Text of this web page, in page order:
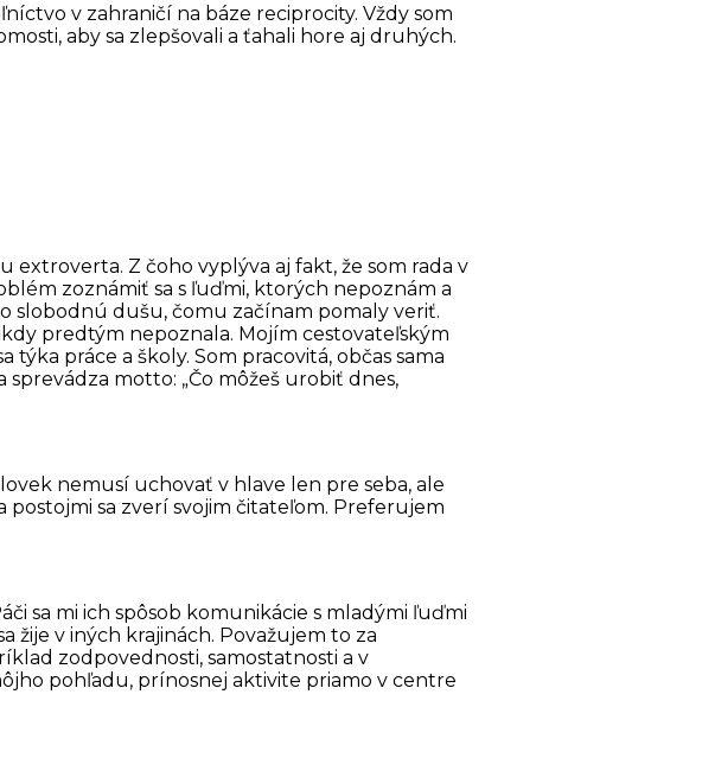
v zahraničí na báze reciprocity. Vždy som
aby sa zlepšovali a ťahali hore aj druhých.
extroverta. Z čoho vyplýva aj fakt, že som rada v
zoznámiť sa s ľuďmi, ktorých nepoznám a
slobodnú dušu, čomu začínam pomaly veriť.
predtým nepoznala. Mojím cestovateľským
práce a školy. Som pracovitá, občas sama
motto: „Čo môžeš urobiť dnes,
nemusí uchovať v hlave len pre seba, ale
postojmi sa zverí svojim čitateľom. Preferujem
sa mi ich spôsob komunikácie s mladými ľuďmi
žije v iných krajinách. Považujem to za
zodpovednosti, samostatnosti a v
pohľadu, prínosnej aktivite priamo v centre